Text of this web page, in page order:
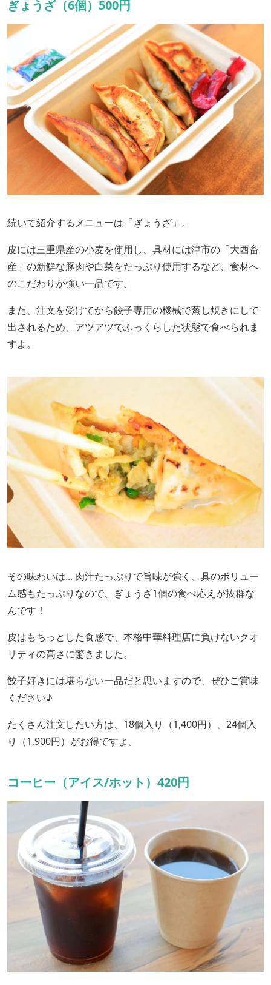
ぎょうざ（6個）500円
続いて紹介するメニューは「ぎょうざ」。
皮には三重県産の小麦を使用し、具材には津市の「大西畜
産」の新鮮な豚肉や白菜をたっぷり使用するなど、食材へ
のこだわりが強い一品です。
また、注文を受けてから餃子専用の機械で蒸し焼きにして
出されるため、アツアツでふっくらした状態で食べられま
すよ。
その味わいは... 肉汁たっぷりで旨味が強く、具のボリュー
ム感もたっぷりなので、ぎょうざ1個の食べ応えが抜群な
んです！
皮はもちっとした食感で、本格中華料理店に負けないクオ
リティの高さに驚きました。
餃子好きには堪らない一品だと思いますので、ぜひご賞味
ください♪
たくさん注文したい方は、18個入り（1,400円）、24個入
り（1,900円）がお得ですよ。
コーヒー（アイス/ホット）420円